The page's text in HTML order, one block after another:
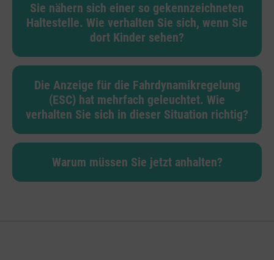
Sie nähern sich einer so gekennzeichneten
Haltestelle. Wie verhalten Sie sich, wenn Sie
dort Kinder sehen?
Die Anzeige für die Fahrdynamikregelung
(ESC) hat mehrfach geleuchtet. Wie
verhalten Sie sich in dieser Situation richtig?
Warum müssen Sie jetzt anhalten?